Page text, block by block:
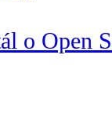
o Open